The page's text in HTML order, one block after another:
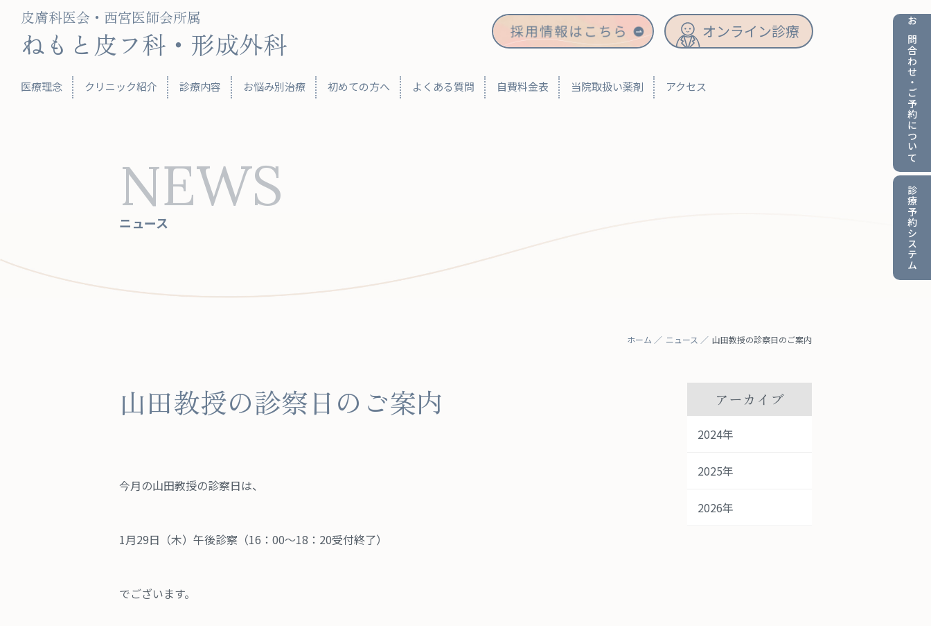
皮膚科医会・西宮医師会所属
ねもと皮フ科・形成外科 お問合わせ・
ご予約について
診療予約
システム
医療理念 クリニック紹介 診療内容 お悩み別治療 初めての方へ よくある質問 自費料金表 当院取扱い薬剤 アクセス
オンライン診療
NEWS
ニュース
ホーム ニュース 山田教授の診察日のご案内
山田教授の診察日のご案内
今月の山田教授の診察日は、
1月29日（木）午後診察（16：00～18：20受付終了）
でございます。
アーカイブ
2024年
2025年
2026年